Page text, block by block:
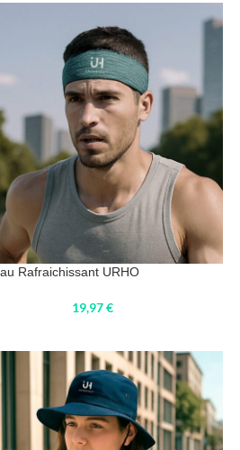
Rafraichissant URHO
19,97€